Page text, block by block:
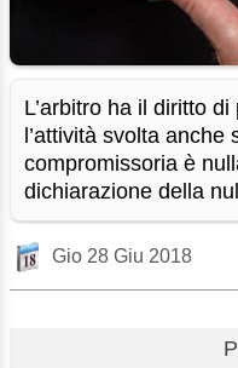
L’arbitro ha il diritto
l’attività svolta anche
compromissoria è
dichiarazione della
Gio 28 Giu 2018